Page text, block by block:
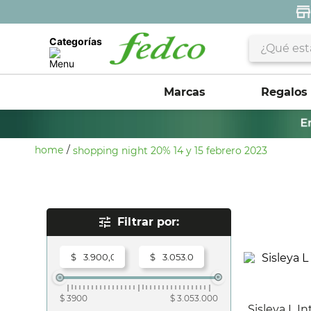
Categorías
Marcas Regalos
shopping night 20% 14 y 15 febrero 2023
Rangos De Precio
$ $
$ 3900 $ 3.053.000